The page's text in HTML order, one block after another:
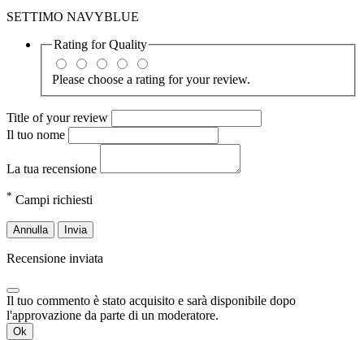
SETTIMO NAVYBLUE
Rating forQuality
Please choose a rating for your review.
Title of your review
Il tuo nome
La tua recensione
* Campi richiesti
Annulla Invia
Recensione inviata
Il tuo commento è stato acquisito e sarà disponibile dopo
l'approvazione da parte di un moderatore.
Ok